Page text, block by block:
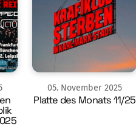
05. November 2025
Platte des Monats 11/25